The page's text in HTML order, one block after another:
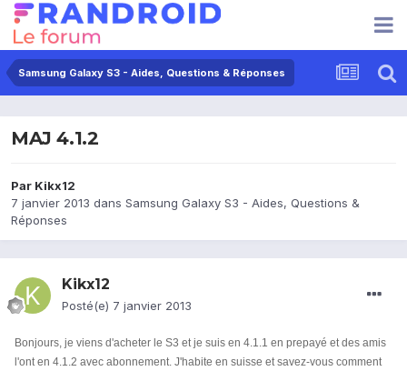
Samsung Galaxy S3 - Aides, Questions & Réponses
MAJ 4.1.2
Par Kikx12
7 janvier 2013 dans Samsung Galaxy S3 - Aides, Questions &
Réponses
Kikx12
Posté(e) 7 janvier 2013
Bonjours, je viens d'acheter le S3 et je suis en 4.1.1 en prepayé et des amis
l'ont en 4.1.2 avec abonnement. J'habite en suisse et savez-vous comment